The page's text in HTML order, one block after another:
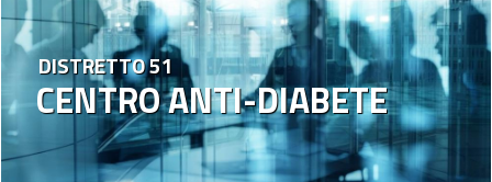
CENTRO ANTI-DIABETE
DISTRETTO 51